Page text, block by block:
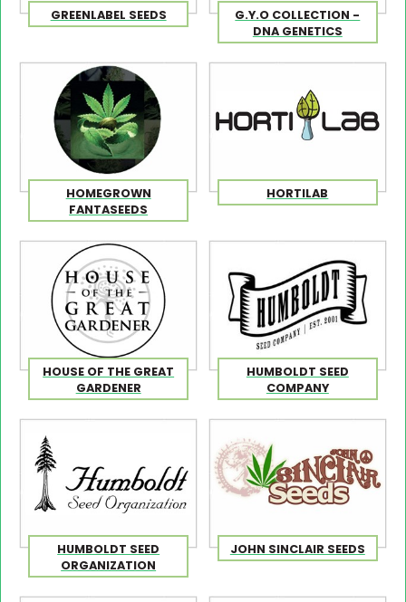
GREENLABEL SEEDS
G.Y.O COLLECTION -
DNA GENETICS
HOMEGROWN
FANTASEEDS
HORTILAB
HOUSE OF THE GREAT
GARDENER
HUMBOLDT SEED
COMPANY
HUMBOLDT SEED
ORGANIZATION
JOHN SINCLAIR SEEDS